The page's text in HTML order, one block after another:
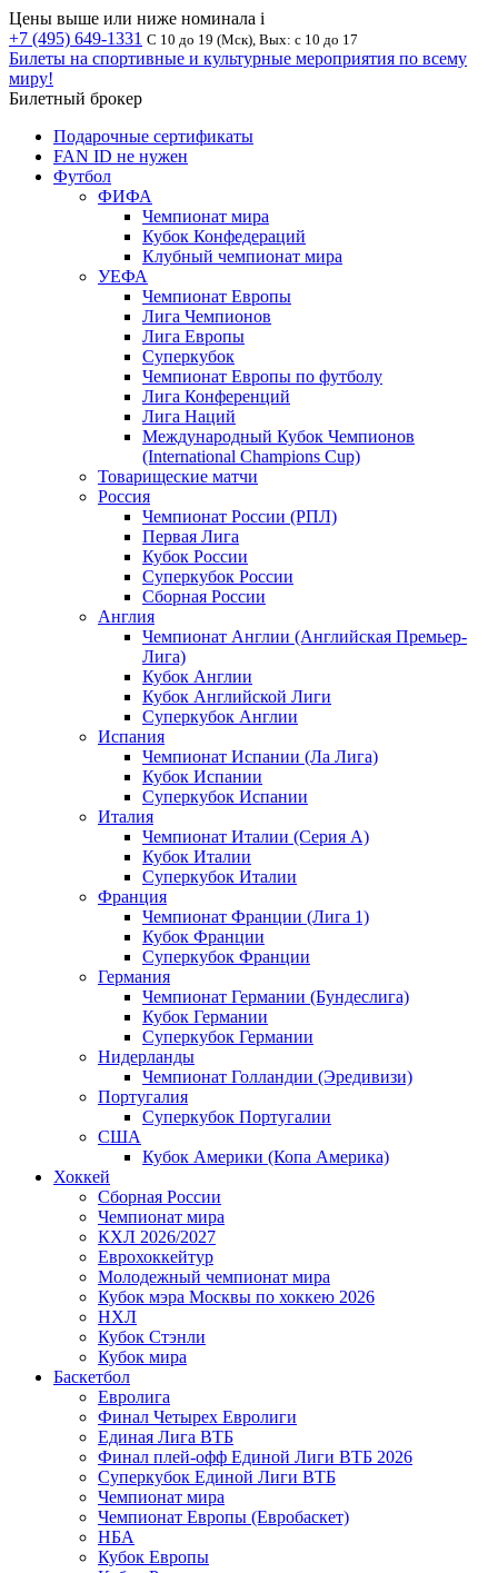
Цены выше или ниже номинала i
+7 (495) 649-1331 С 10 до 19 (Мск), Вых: с 10 до 17
Билеты на спортивные и культурные мероприятия по всему
миру!
Билетный брокер
Подарочные сертификаты
FAN ID не нужен
Футбол
ФИФА
Чемпионат мира
Кубок Конфедераций
Клубный чемпионат мира
УЕФА
Чемпионат Европы
Лига Чемпионов
Лига Европы
Суперкубок
Чемпионат Европы по футболу
Лига Конференций
Лига Наций
Международный Кубок Чемпионов
(International Champions Cup)
Товарищеские матчи
Россия
Чемпионат России (РПЛ)
Первая Лига
Кубок России
Суперкубок России
Сборная России
Англия
Чемпионат Англии (Английская Премьер-
Лига)
Кубок Англии
Кубок Английской Лиги
Суперкубок Англии
Испания
Чемпионат Испании (Ла Лига)
Кубок Испании
Суперкубок Испании
Италия
Чемпионат Италии (Серия А)
Кубок Италии
Суперкубок Италии
Франция
Чемпионат Франции (Лига 1)
Кубок Франции
Суперкубок Франции
Германия
Чемпионат Германии (Бундеслига)
Кубок Германии
Суперкубок Германии
Нидерланды
Чемпионат Голландии (Эредивизи)
Португалия
Суперкубок Португалии
США
Кубок Америки (Копа Америка)
Хоккей
Сборная России
Чемпионат мира
КХЛ 2026/2027
Еврохоккейтур
Молодежный чемпионат мира
Кубок мэра Москвы по хоккею 2026
НХЛ
Кубок Стэнли
Кубок мира
Баскетбол
Евролига
Финал Четырех Евролиги
Единая Лига ВТБ
Финал плей-офф Единой Лиги ВТБ 2026
Суперкубок Единой Лиги ВТБ
Чемпионат мира
Чемпионат Европы (Евробаскет)
НБА
Кубок Европы